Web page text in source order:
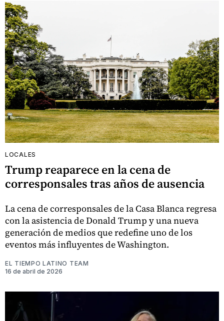
LOCALES
Trump reaparece en la cena de
corresponsales tras años de ausencia
La cena de corresponsales de la Casa Blanca regresa
con la asistencia de Donald Trump y una nueva
generación de medios que redefine uno de los
eventos más influyentes de Washington.
EL TIEMPO LATINO TEAM
16 de abril de 2026